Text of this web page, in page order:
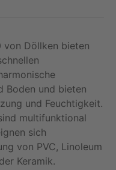
von Döllken bieten
Boden und bieten
und Feuchtigkeit.
multifunktional
sich
von PVC, Linoleum
Keramik.